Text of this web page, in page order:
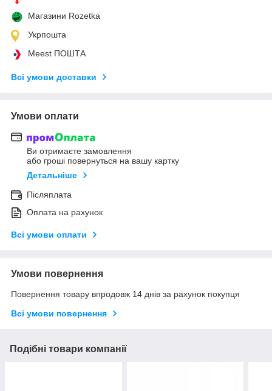
Магазини Rozetka
Укрпошта
Meest ПОШТА
Всі умови доставки
Умови оплати
Ви отримаєте замовлення
або гроші повернуться на вашу картку
Детальніше
Післяплата
Оплата на рахунок
Всі умови оплати
Умови повернення
Повернення товару впродовж 14 днів за рахунок покупця
Всі умови повернення
Подібні товари компанії